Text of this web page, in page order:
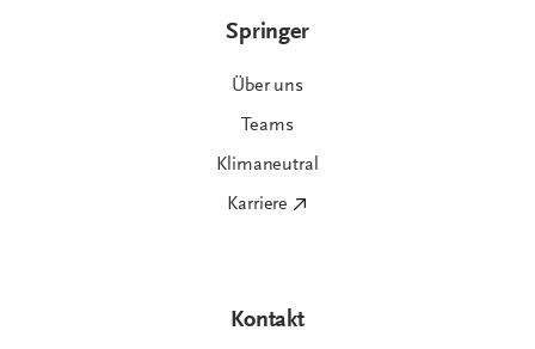
Springer
Über uns
Teams
Klimaneutral
Karriere
Kontakt